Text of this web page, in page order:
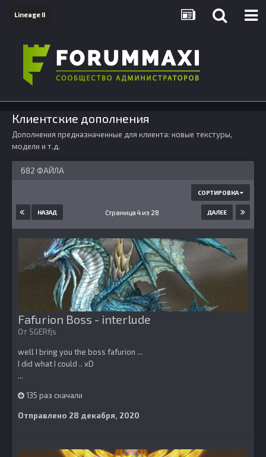
Lineage II
Клиентские дополнения
Дополнения предназначенные для клиента: новые текстуры,
модели и т.д.
682 ФАЙЛА
СОРТИРОВКА
НАЗАД ДАЛЕЕ
Страница 4 из 28
Fafurion Boss - interlude
От SGERfjs
well I bring you the boss fafurion ...
I did what I could .. xD
...
135 раз скачали
Отправлено 28 декабря, 2020